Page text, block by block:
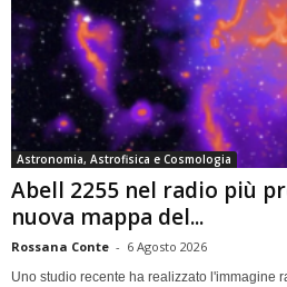
Astronomia, Astrofisica e Cosmologia
Abell 2255 nel radio più
nuova mappa del...
Rossana Conte - 6 Agosto 2026
Uno studio recente ha realizzato l'immagine